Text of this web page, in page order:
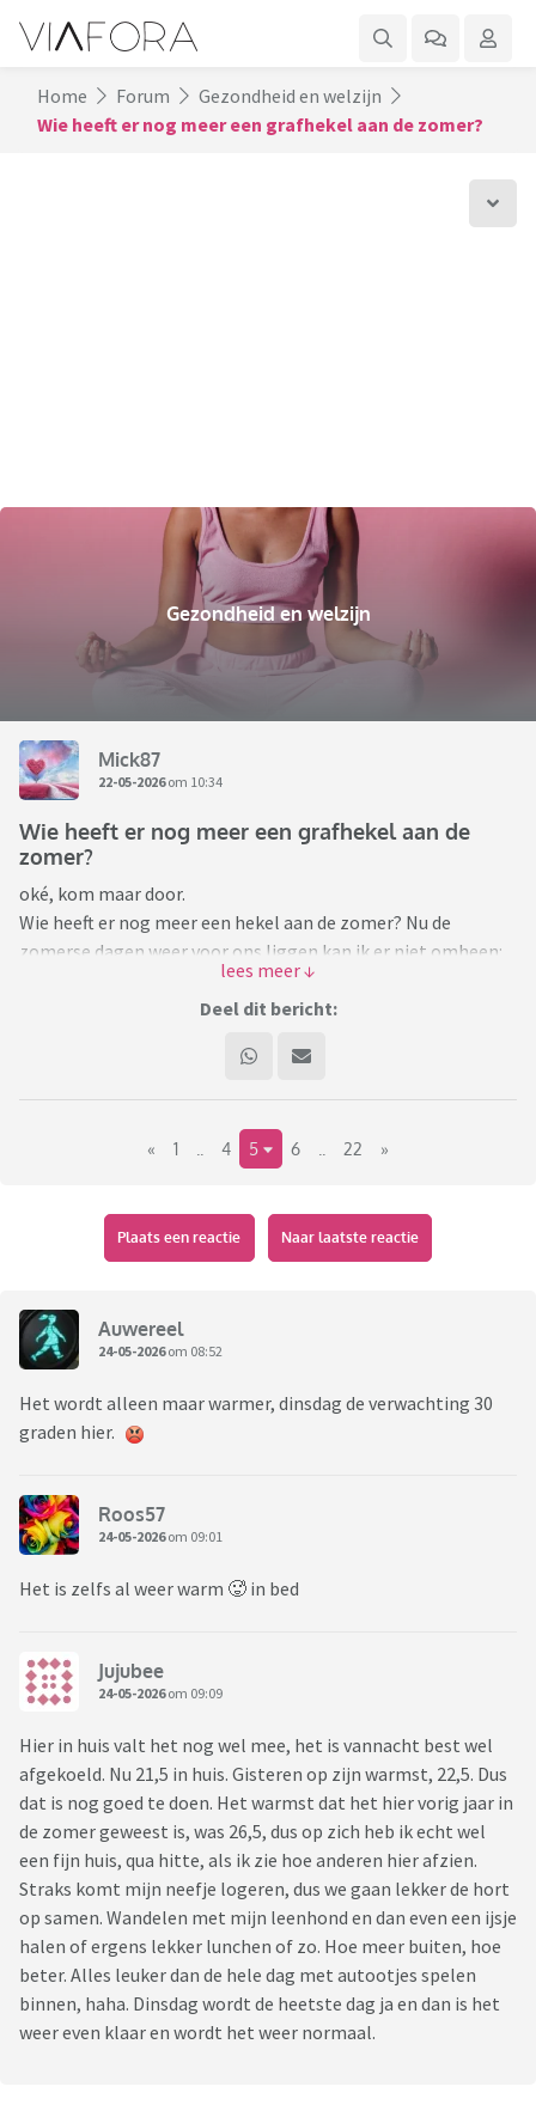
Home Forum
Gezondheid en welzijn
Wie heeft er nog meer een grafhekel aan de zomer?
Gezondheid en welzijn
Mick87
22-05-2026om 10:34
Wie heeft er nog meer een grafhekel aan de
zomer?
oké, kom maar door.
Wie heeft er nog meer een hekel aan de zomer? Nu de
zomerse dagen weer voor ons liggen kan ik er niet omheen:
Die kutzon de hele dag, inclusief hoge zonkracht. Het lange
kinderen in een zwembadje, barbecues, feestjes en dan nog
het gejubel over het heerlijke weer waar je van MOET
genieten. Echt sodemieter op. Gelukkig is het over 15 weken
alweer september.
Medestanders ?
Deel dit bericht:
« 1 4 5 6 22 »
Plaats een reactie Naar laatste reactie
Auwereel
24-05-2026om 08:52
Het wordt alleen maar warmer, dinsdag de verwachting 30
graden hier.
Roos57
24-05-2026om 09:01
Het is zelfs al weer warm 🥵 in bed
Jujubee
24-05-2026om 09:09
Hier in huis valt het nog wel mee, het is vannacht best wel
afgekoeld. Nu 21,5 in huis. Gisteren op zijn warmst, 22,5. Dus
dat is nog goed te doen. Het warmst dat het hier vorig jaar in
de zomer geweest is, was 26,5, dus op zich heb ik echt wel
een fijn huis, qua hitte, als ik zie hoe anderen hier afzien.
Straks komt mijn neefje logeren, dus we gaan lekker de hort
op samen. Wandelen met mijn leenhond en dan even een ijsje
halen of ergens lekker lunchen of zo. Hoe meer buiten, hoe
beter. Alles leuker dan de hele dag met autootjes spelen
binnen, haha. Dinsdag wordt de heetste dag ja en dan is het
weer even klaar en wordt het weer normaal.